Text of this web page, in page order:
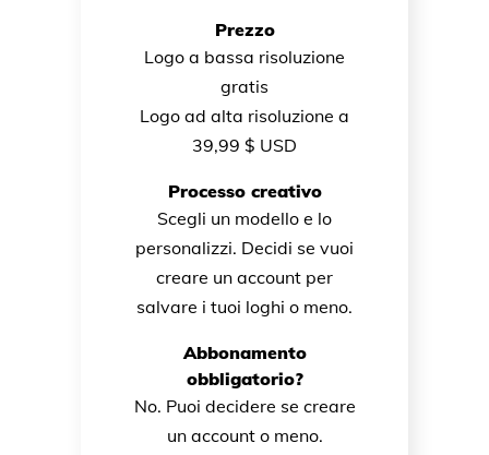
Prezzo
Logo a bassa risoluzione
gratis
Logo ad alta risoluzione a
39,99 $ USD
Processo creativo
Scegli un modello e lo
personalizzi. Decidi se vuoi
creare un account per
salvare i tuoi loghi o meno.
Abbonamento
obbligatorio?
No. Puoi decidere se creare
un account o meno.